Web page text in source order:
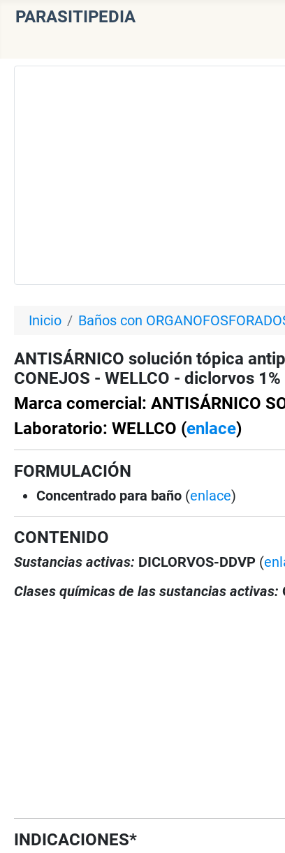
PARASITIPEDIA
Inicio Baños con
ANTISÁRNICO solución tópica
CONEJOS - WELLCO - diclorvos
Marca comercial: ANTISÁRNICO
Laboratorio: WELLCO (enlace)
FORMULACIÓN
Concentrado para baño (enlace)
CONTENIDO
Sustancias activas: DICLORVOS-DDVP (
Clases químicas de las sustancias activas:
INDICACIONES*